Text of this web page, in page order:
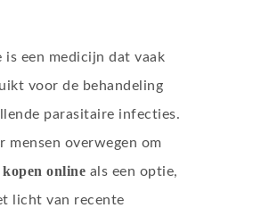
is een medicijn dat vaak
voor de behandeling
parasitaire infecties.
mensen overwegen om
online als een optie,
licht van recente